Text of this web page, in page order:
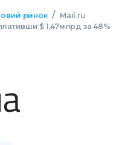
ринок / Mail.ru
$ 1,47млрд за 48%